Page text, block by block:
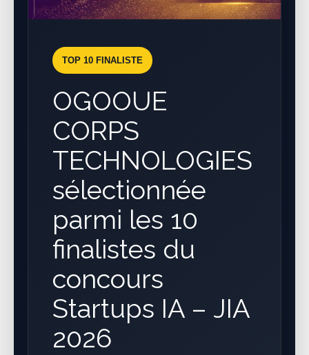
TOP 10 FINALISTE
OGOOUE
CORPS
TECHNOLOGIES
sélectionnée
parmi les 10
finalistes du
concours
Startups IA – JIA
2026